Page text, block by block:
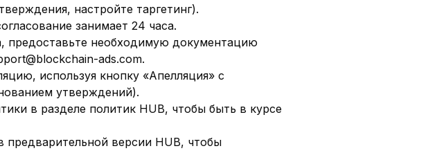
настройте таргетинг).
занимает 24 часа.
предоставьте необходимую документацию
ads.com.
используя кнопку «Апелляция» с
утверждений).
в разделе политик HUB, чтобы быть в курсе
версии HUB, чтобы